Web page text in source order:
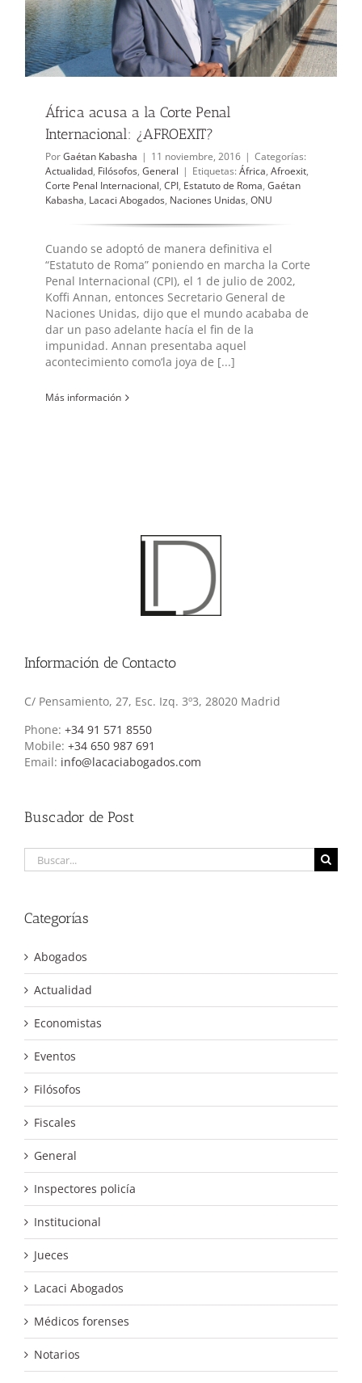
África acusa a la Corte Penal
Internacional: ¿AFROEXIT?
PorGaétan Kabasha | 11 noviembre, 2016 | Categorías:
Actualidad, Filósofos, General | Etiquetas: África, Afroexit,
Corte Penal Internacional, CPI, Estatuto de Roma, Gaétan
Kabasha, Lacaci Abogados, Naciones Unidas, ONU
Cuando se adoptó de manera definitiva el
“Estatuto de Roma” poniendo en marcha la Corte
Penal Internacional (CPI), el 1 de julio de 2002,
Koffi Annan, entonces Secretario General de
Naciones Unidas, dijo que el mundo acababa de
dar un paso adelante hacía el fin de la
impunidad. Annan presentaba aquel
acontecimiento como‘la joya de [...]
Más información
Información de Contacto
C/ Pensamiento, 27, Esc. Izq. 3º3, 28020 Madrid
Phone: +34 91 571 8550
Mobile: +34 650 987 691
Email: info@lacaciabogados.com
Buscador de Post
Buscar:
Categorías
Abogados
Actualidad
Economistas
Eventos
Filósofos
Fiscales
General
Inspectores policía
Institucional
Jueces
Lacaci Abogados
Médicos forenses
Notarios